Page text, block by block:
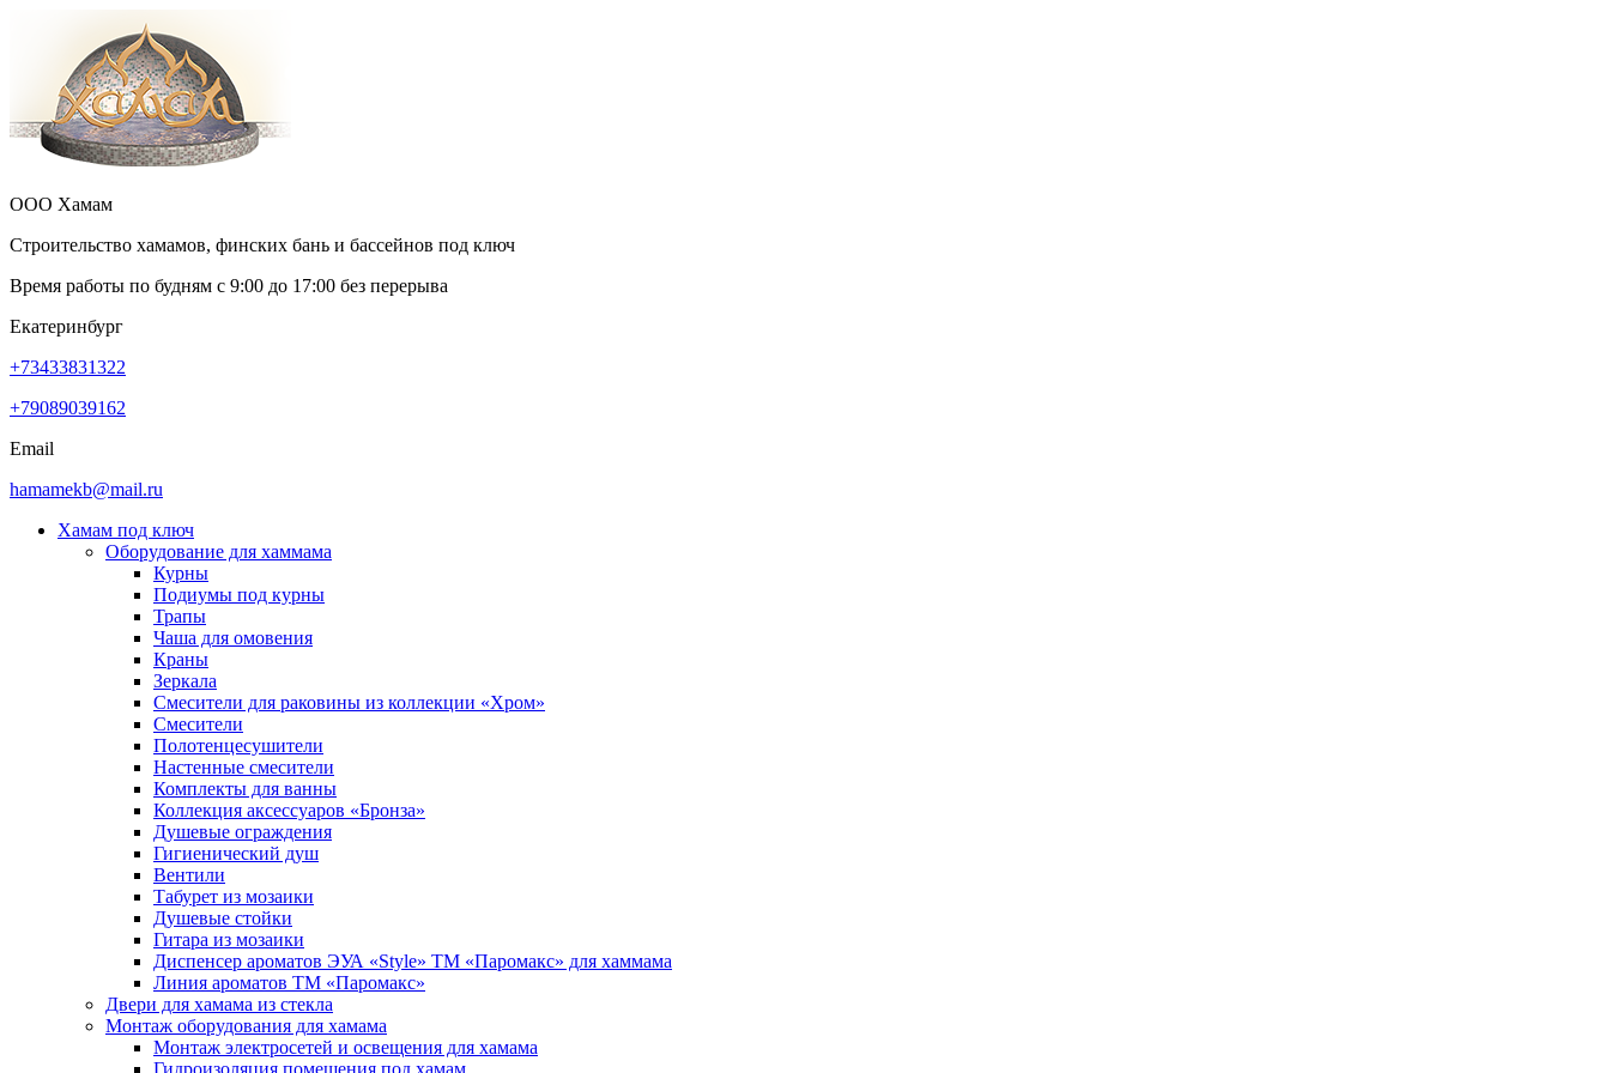
ООО Хамам
Строительство хамамов, финских бань и бассейнов под ключ
Время работы по будням с 9:00 до 17:00 без перерыва
Екатеринбург
+73433831322
+79089039162
Email
hamamekb@mail.ru
Хамам под ключ
Оборудование для хаммама
Курны
Подиумы под курны
Трапы
Чаша для омовения
Краны
Зеркала
Смесители для раковины из коллекции «Хром»
Смесители
Полотенцесушители
Настенные смесители
Комплекты для ванны
Коллекция аксессуаров «Бронза»
Душевые ограждения
Гигиенический душ
Вентили
Табурет из мозаики
Душевые стойки
Гитара из мозаики
Диспенсер ароматов ЭУА «Style» ТМ «Паромакс» для хаммама
Линия ароматов ТМ «Паромакс»
Двери для хамама из стекла
Монтаж оборудования для хамама
Монтаж электросетей и освещения для хамама
Гидроизоляция помещения под хамам